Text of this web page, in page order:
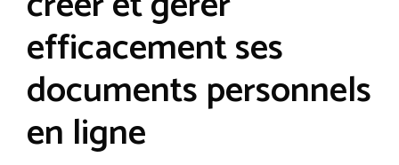
efficacement ses
documents personnels
en ligne